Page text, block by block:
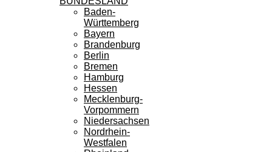
Baden-
Württemberg
Bayern
Brandenburg
Berlin
Bremen
Hamburg
Hessen
Mecklenburg-
Vorpommern
Niedersachsen
Nordrhein-
Westfalen